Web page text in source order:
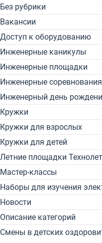
Без рубрики
Вакансии
Доступ к оборудованию
Инженерные каникулы
Инженерные площадки
Инженерные соревнования
Инженерный день
Кружки
Кружки для взрослых
Кружки для детей
Летние площадки
Мастер-классы
Наборы для изучения
Новости
Описание категорий
Смены в детских